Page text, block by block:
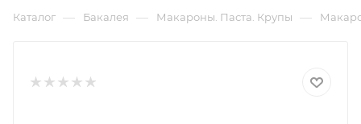
Каталог — Бакалея — Макароны. Паста. Крупы —